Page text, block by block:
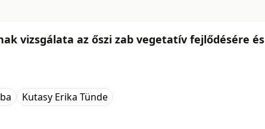
vizsgálata az őszi zab vegetatív fejlődésére és
Kutasy Erika Tünde